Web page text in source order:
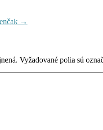
→
Vyžadované polia sú